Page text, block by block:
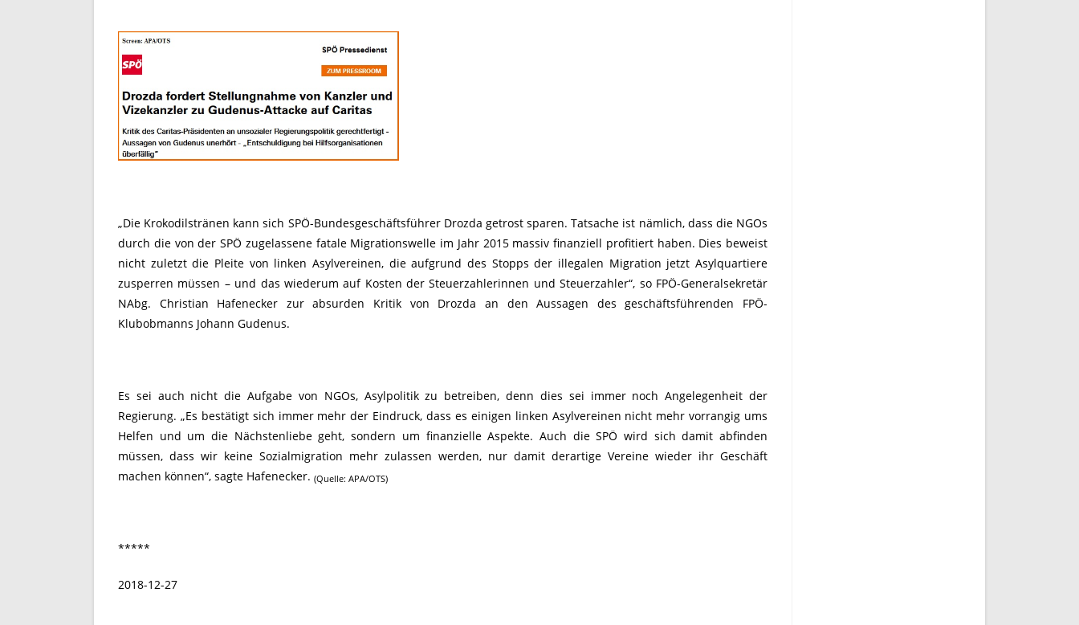
„Die Krokodilstränen kann sich SPÖ-Bundesgeschäftsführer Drozda getrost sparen. Tatsache ist nämlich, dass die NGOs
durch die von der SPÖ zugelassene fatale Migrationswelle im Jahr 2015 massiv finanziell profitiert haben. Dies beweist
nicht zuletzt die Pleite von linken Asylvereinen, die aufgrund des Stopps der illegalen Migration jetzt Asylquartiere
zusperren müssen – und das wiederum auf Kosten der Steuerzahlerinnen und Steuerzahler“, so FPÖ-Generalsekretär
NAbg. Christian Hafenecker zur absurden Kritik von Drozda an den Aussagen des geschäftsführenden FPÖ-
Klubobmanns Johann Gudenus.
Es sei auch nicht die Aufgabe von NGOs, Asylpolitik zu betreiben, denn dies sei immer noch Angelegenheit der
Regierung. „Es bestätigt sich immer mehr der Eindruck, dass es einigen linken Asylvereinen nicht mehr vorrangig ums
Helfen und um die Nächstenliebe geht, sondern um finanzielle Aspekte. Auch die SPÖ wird sich damit abfinden
müssen, dass wir keine Sozialmigration mehr zulassen werden, nur damit derartige Vereine wieder ihr Geschäft
machen können“, sagte Hafenecker. (Quelle: APA/OTS)
*****
2018-12-27